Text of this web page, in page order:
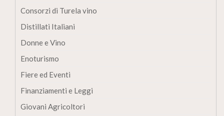
Consorzi di Turela vino
Distillati Italiani
Donne e Vino
Enoturismo
Fiere ed Eventi
Finanziamenti e Leggi
Giovani Agricoltori